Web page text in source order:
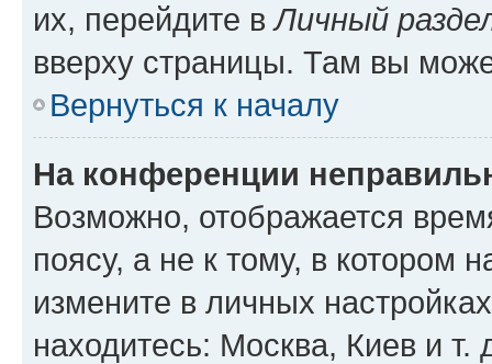
их, перейдите вЛичный
вверху страницы. Там вы
Вернуться к началу
На конференции
Возможно, отображается
поясу, а не к тому, в котором
измените в личных
находитесь: Москва, Киев и т.